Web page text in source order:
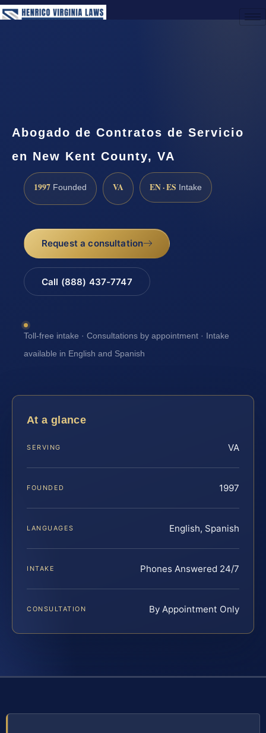
Abogado de Contratos de Servicio
en New Kent County, VA
1997 Founded VA EN · ES Intake
Request a consultation
Call (888) 437-7747
Toll-free intake · Consultations by appointment · Intake
available in English and Spanish
At a glance
SERVING VA
FOUNDED 1997
LANGUAGES English, Spanish
INTAKE Phones Answered 24/7
CONSULTATION By Appointment Only